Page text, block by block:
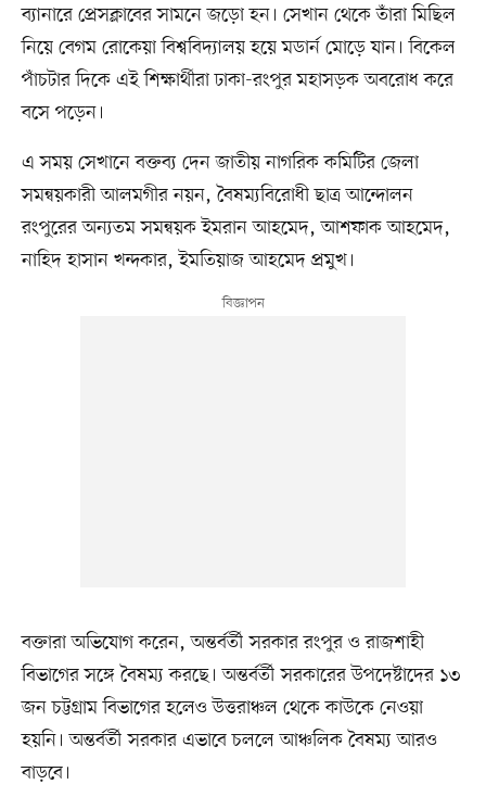
ব্যানারে প্রেসক্লাবের সামনে জড়ো হন। সেখান থেকে তাঁরা মিছিল
নিয়ে বেগম রোকেয়া বিশ্ববিদ্যালয় হয়ে মডার্ন মোড়ে যান। বিকেল
পাঁচটার দিকে এই শিক্ষার্থীরা ঢাকা-রংপুর মহাসড়ক অবরোধ করে
বসে পড়েন।
এ সময় সেখানে বক্তব্য দেন জাতীয় নাগরিক কমিটির জেলা
সমন্বয়কারী আলমগীর নয়ন, বৈষম্যবিরোধী ছাত্র আন্দোলন
রংপুরের অন্যতম সমন্বয়ক ইমরান আহমেদ, আশফাক আহমেদ,
নাহিদ হাসান খন্দকার, ইমতিয়াজ আহমেদ প্রমুখ।
বক্তারা অভিযোগ করেন, অন্তর্বর্তী সরকার রংপুর ও রাজশাহী
বিভাগের সঙ্গে বৈষম্য করছে। অন্তর্বর্তী সরকারের উপদেষ্টাদের ১৩
জন চট্টগ্রাম বিভাগের হলেও উত্তরাঞ্চল থেকে কাউকে নেওয়া
হয়নি। অন্তর্বর্তী সরকার এভাবে চললে আঞ্চলিক বৈষম্য আরও
বাড়বে।